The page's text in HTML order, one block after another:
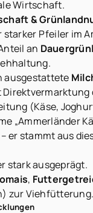
Wirtschaft.
&
starker Pfeiler im
an
ausgestattete
Direktvermarktung
(Käse,
„Ammerländer
er stammt aus
stark ausgeprägt.
,
zur Viehfütterung.